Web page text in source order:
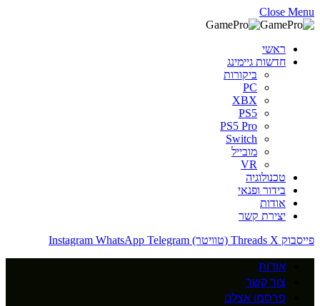
Close Menu
ראשי
חדשות גיימינג
ביקורות
PC
XBX
PS5
PS5 Pro
Switch
מובייל
VR
טכנולוגיה
בידור ופנאי
אודות
יצירת קשר
פייסבוק
Threads X (טוויטר) Instagram WhatsApp Telegram
אודות
צור קשר
פרסמו אצלנו